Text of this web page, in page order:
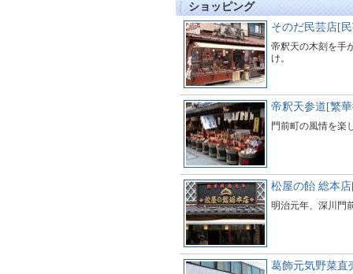
ショッピング
そのだ民芸店[
帝釈天の木刻を手
け。
帝釈天参道[繁
門前町の風情を楽
松屋の飴 総本
明治元年、深川門
葛飾元気野菜直